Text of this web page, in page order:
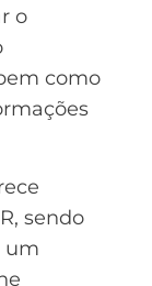
o
como
sendo
um